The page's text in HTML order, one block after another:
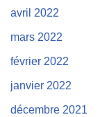
avril 2022
mars 2022
février 2022
janvier 2022
décembre 2021